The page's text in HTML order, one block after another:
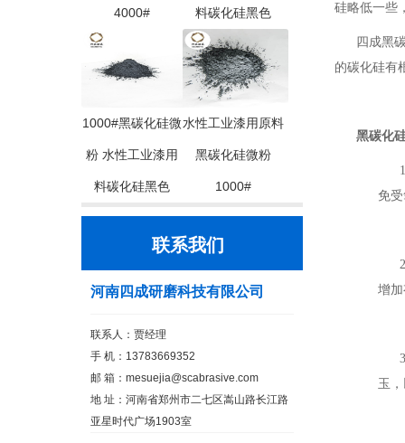
4000# 料碳化硅黑色
1000#黑碳化硅微
粉 水性工业漆用
料碳化硅黑色
水性工业漆用原料
黑碳化硅微粉
1000#
联系我们
河南四成研磨科技有限公司
联系人：贾经理
手 机：13783669352
邮 箱： mesuejia@scabrasive.com
地 址：河南省郑州市二七区嵩山路长江路
亚星时代广场1903室
硅略低一些
四成黑
的碳化硅有
黑碳化
免
增
玉